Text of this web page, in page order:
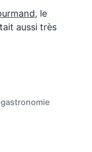
, le
aussi très
gastronomie